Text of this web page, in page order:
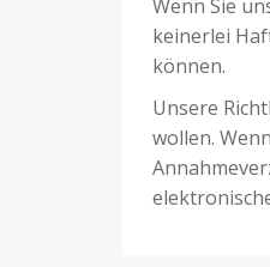
Wenn Sie
keinerlei
können.
Unsere
wollen.